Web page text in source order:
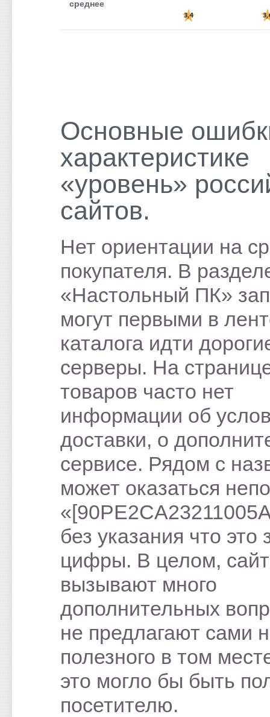
среднее
Основные
характеристике
«уровень»
сайтов.
Нет ориентации на
покупателя. В
«Настольный ПК»
могут первыми в
каталога идти
серверы. На
товаров часто нет
информации об
доставки, о
сервисе. Рядом с
может оказаться
без указания что это
цифры. В целом,
вызывают много
дополнительных
не предлагают сами
полезного в том
это могло бы быть
посетителю.